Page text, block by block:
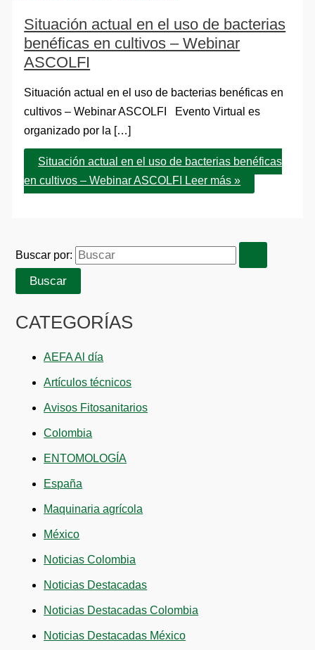
Situación actual en el uso de bacterias
benéficas en cultivos – Webinar
ASCOLFI
Situación actual en el uso de bacterias benéficas en
cultivos – Webinar ASCOLFI Evento Virtual es
organizado por la […]
Situación actual en el uso de bacterias benéficas
en cultivos – Webinar ASCOLFI
Leer más »
Buscar por:
CATEGORÍAS
AEFA Al día
Artículos técnicos
Avisos Fitosanitarios
Colombia
ENTOMOLOGÍA
España
Maquinaria agrícola
México
Noticias Colombia
Noticias Destacadas
Noticias Destacadas Colombia
Noticias Destacadas México